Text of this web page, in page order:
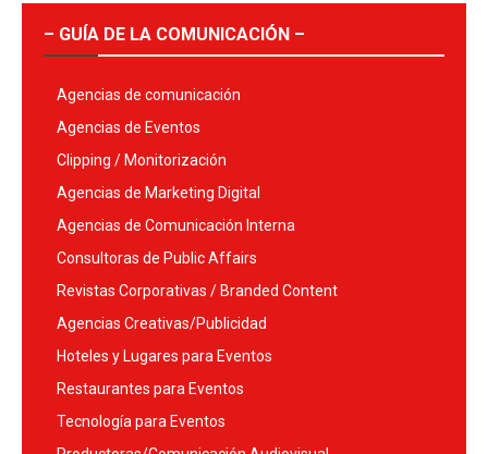
– GUÍA DE LA COMUNICACIÓN –
Agencias de comunicación
Agencias de Eventos
Clipping / Monitorización
Agencias de Marketing Digital
Agencias de Comunicación Interna
Consultoras de Public Affairs
Revistas Corporativas / Branded Content
Agencias Creativas/Publicidad
Hoteles y Lugares para Eventos
Restaurantes para Eventos
Tecnología para Eventos